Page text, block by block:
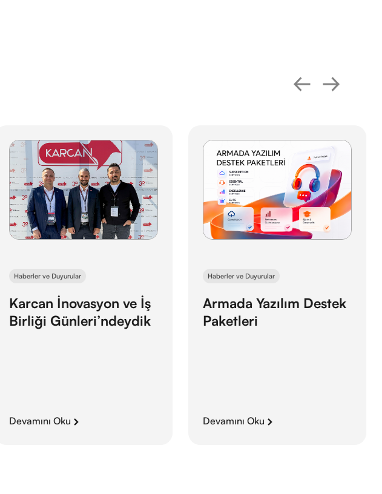
Haberler ve Duyurular
Karcan İnovasyon ve İş
Birliği Günleri’ndeydik
Devamını Oku
Haberler ve Duyurular
Armada Yazılım Destek
Paketleri
Devamını Oku